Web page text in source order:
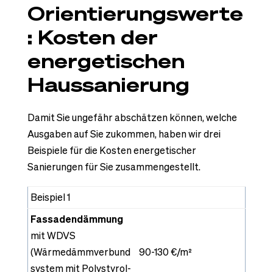
Orientierungswerte
: Kosten der
energetischen
Haussanierung
Damit Sie ungefähr abschätzen können, welche
Ausgaben auf Sie zukommen, haben wir drei
Beispiele für die Kosten energetischer
Sanierungen für Sie zusammengestellt.
Beispiel 1
Fassadendämmung
mit WDVS
(Wärmedämmverbund
system mit Polystyrol-
90-130 €/m²